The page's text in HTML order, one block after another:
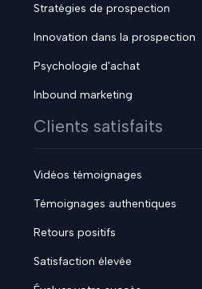
Stratégies de prospection
Innovation dans la prospection
Psychologie d'achat
Inbound marketing
Clients satisfaits
Vidéos témoignages
Témoignages authentiques
Retours positifs
Satisfaction élevée